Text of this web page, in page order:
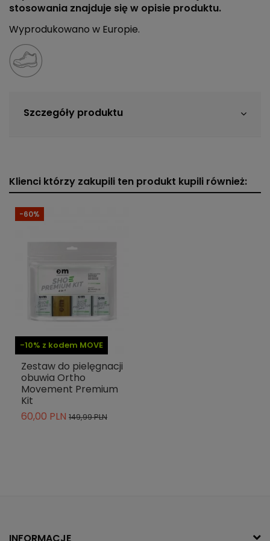
stosowania znajduje się w opisie produktu.
Wyprodukowano w Europie.
Szczegóły produktu
Klienci którzy zakupili ten produkt kupili również:
-10% z kodem MOVE
-60%
Zestaw do pielęgnacji
obuwia Ortho
Movement Premium
Kit
60,00 PLN 149,99 PLN
INFORMACJE